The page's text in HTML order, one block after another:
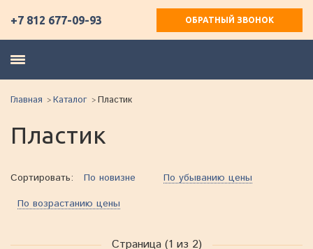
+7 812 677-09-93 ОБРАТНЫЙ ЗВОНОК
Главная Каталог Пластик
Пластик
Сортировать: По новизне
По убыванию цены
По возрастанию цены
Страница (1 из 2)